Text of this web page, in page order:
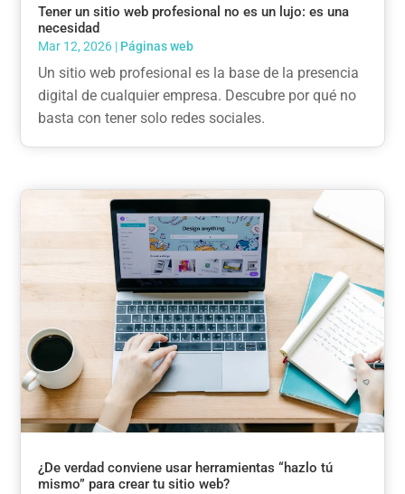
Tener un sitio web profesional no es un lujo: es una
necesidad
Mar 12, 2026 | Páginas web
Un sitio web profesional es la base de la presencia
digital de cualquier empresa. Descubre por qué no
basta con tener solo redes sociales.
¿De verdad conviene usar herramientas “hazlo tú
mismo” para crear tu sitio web?